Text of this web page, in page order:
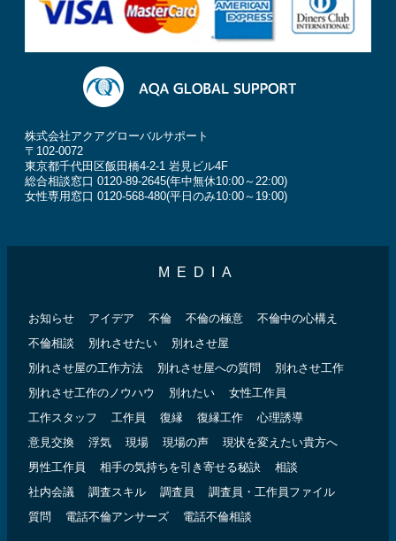
株式会社アクアグローバルサポート
〒102-0072
東京都千代田区飯田橋4-2-1 岩見ビル4F
総合相談窓口 0120-89-2645(年中無休10:00～22:00)
女性専用窓口 0120-568-480(平日のみ10:00～19:00)
MEDIA
お知らせ アイデア 不倫 不倫の極意
不倫中の心構え
不倫相談
別れさせたい
別れさせ屋
別れさせ屋の工作方法
別れさせ屋への質問
別れさせ工作
別れさせ工作のノウハウ
別れたい
女性工作員
工作スタッフ
工作員 復縁 復縁工作
心理誘導
意見交換
浮気 現場 現場の声
現状を変えたい貴方へ
男性工作員
相手の気持ちを引き寄せる秘訣
相談
社内会議
調査スキル 調査員
調査員・工作員ファイル
質問
電話不倫アンサーズ 電話不倫相談